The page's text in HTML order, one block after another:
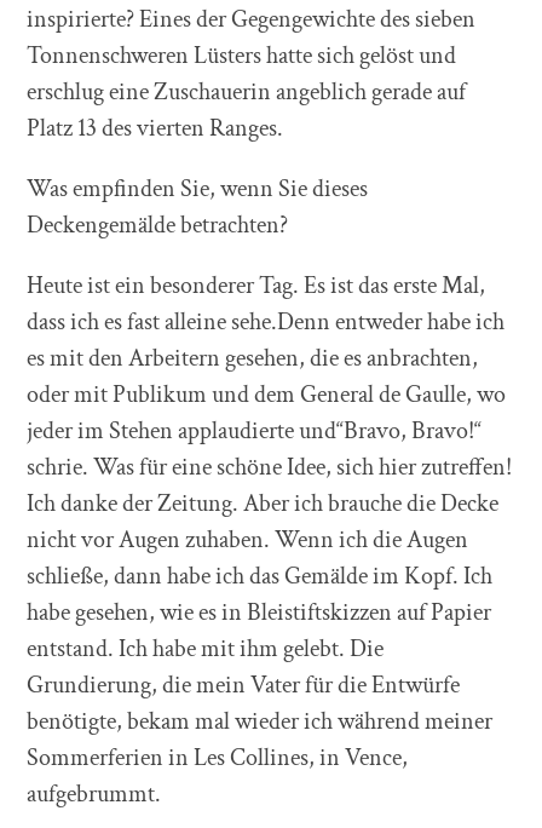
inspirierte? Eines der Gegengewichte des sieben
Tonnenschweren Lüsters hatte sich gelöst und
erschlug eine Zuschauerin angeblich gerade auf
Platz 13 des vierten Ranges.
Was empfinden Sie, wenn Sie dieses
Deckengemälde betrachten?
Heute ist ein besonderer Tag. Es ist das erste Mal,
dass ich es fast alleine sehe.Denn entweder habe ich
es mit den Arbeitern gesehen, die es anbrachten,
oder mit Publikum und dem General de Gaulle, wo
jeder im Stehen applaudierte und“Bravo, Bravo!“
schrie. Was für eine schöne Idee, sich hier zutreffen!
Ich danke der Zeitung. Aber ich brauche die Decke
nicht vor Augen zuhaben. Wenn ich die Augen
schließe, dann habe ich das Gemälde im Kopf. Ich
habe gesehen, wie es in Bleistiftskizzen auf Papier
entstand. Ich habe mit ihm gelebt. Die
Grundierung, die mein Vater für die Entwürfe
benötigte, bekam mal wieder ich während meiner
Sommerferien in Les Collines, in Vence,
aufgebrummt.